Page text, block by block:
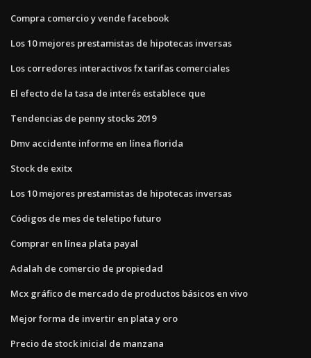
Compra comercio y vende facebook
Los 10 mejores prestamistas de hipotecas inversas
Los corredores interactivos fx tarifas comerciales
El efecto de la tasa de interés establece que
Tendencias de penny stocks 2019
Dmv accidente informe en línea florida
Stock de exitx
Los 10 mejores prestamistas de hipotecas inversas
Códigos de mes de teletipo futuro
Comprar en línea plata payal
Adalah de comercio de propiedad
Mcx gráfico de mercado de productos básicos en vivo
Mejor forma de invertir en plata y oro
Precio de stock inicial de manzana